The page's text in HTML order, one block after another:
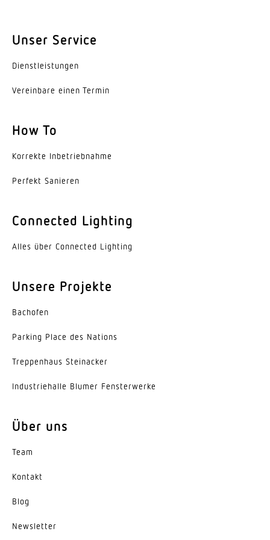
ggf. durch Glas, Holz und Leichtbauwände
Erfassungswinkel
360 °
160 °
Elektronische Skalierbarkeit
Nein
Dauerlicht
Dämmerungsschalter
2 – 2000 lx
Zeiteinstellung
5 s – 15 Min.
Ja
Grundlichtfunktion Zeit
10/30 Min., ganze Nacht
Softlichtstart
Unser Service
Dienst­leis­tungen
Vereinbare einen Termin
How To
Korrekte Inbe­trieb­nahme
Perfekt Sanieren
Connected Lighting
Alles über Connected Lighting
Unsere Projekte
Bachofen
Parking Place des Nations
Trep­penhaus Steinacker
Indus­trie­halle Blumer Fensterwerke
Über uns
Team
Kontakt
Blog
News­letter